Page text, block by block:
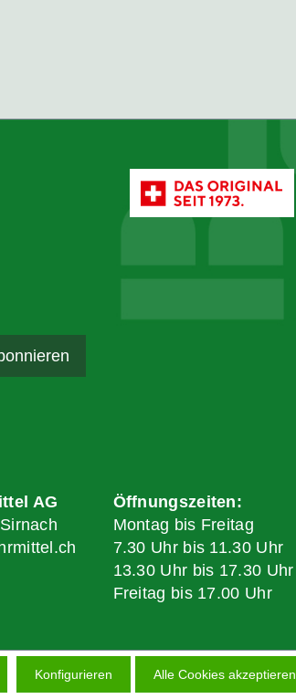
AG
Öffnungszeiten:
Montag bis Freitag
7.30 Uhr bis 11.30 Uhr
13.30 Uhr bis 17.30 Uhr
Freitag bis 17.00 Uhr
Konfigurieren Alle Cookies akzeptieren